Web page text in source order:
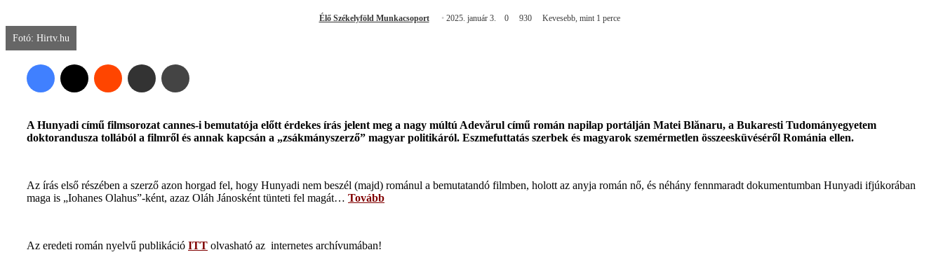
Élő Székelyföld Munkacsoport 2025. január 3. 0 930 Kevesebb, mint 1 perce
Fotó: Hirtv.hu
Facebook Reddit Megosztás email-ben
A Hunyadi című filmsorozat cannes-i bemutatója előtt érdekes írás jelent meg a nagy múltú Adevărul című román napilap portálján Matei Blănaru, a Bukaresti Tudományegyetem
doktorandusza tollából a filmről és annak kapcsán a „zsákmányszerző” magyar politikáról. Eszmefuttatás szerbek és magyarok szemérmetlen összeesküvéséről Románia ellen.
Az írás első részében a szerző azon horgad fel, hogy Hunyadi nem beszél (majd) románul a bemutatandó filmben, holott az anyja román nő, és néhány fennmaradt dokumentumban Hunyadi ifjúkorában
maga is „Iohanes Olahus”-ként, azaz Oláh Jánosként tünteti fel magát… Tovább
Az eredeti román nyelvű publikáció ITT olvasható az internetes archívumában!